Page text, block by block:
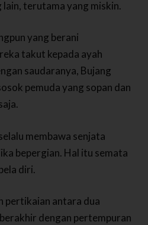
terutama yang miskin.
yang berani
takut kepada ayah
saudaranya, Bujang
pemuda yang sopan dan
membawa senjata
bepergian. Hal itu semata
diri.
pertikaian antara dua
dengan pertempuran